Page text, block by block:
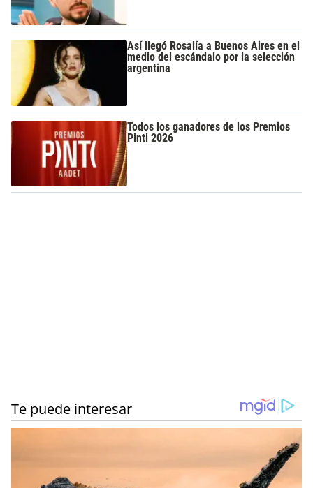
Así llegó Rosalía a Buenos Aires en el
medio del escándalo por la selección
argentina
Todos los ganadores de los Premios
Pinti 2026